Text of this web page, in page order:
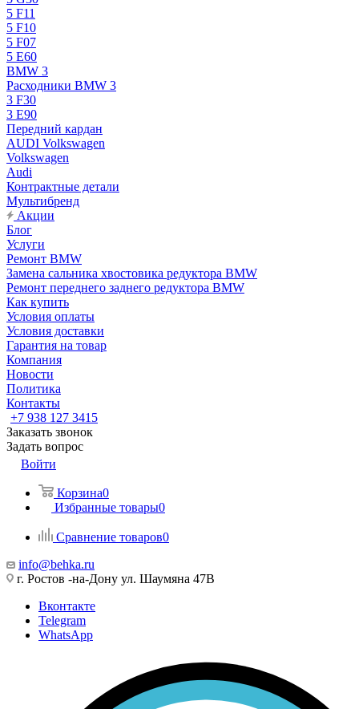
5 F11
5 F10
5 F07
5 E60
BMW 3
Расходники BMW 3
3 F30
3 E90
Передний кардан
AUDI Volkswagen
Volkswagen
Audi
Контрактные детали
Мультибренд
Акции
Блог
Услуги
Ремонт BMW
Замена сальника хвостовика редуктора BMW
Ремонт переднего заднего редуктора BMW
Как купить
Условия оплаты
Условия доставки
Гарантия на товар
Компания
Новости
Политика
Контакты
+7 938 127 3415
Заказать звонок
Задать вопрос
Войти
Корзина0
Избранные товары0
Сравнение товаров0
info@behka.ru
г. Ростов -на-Дону ул. Шаумяна 47В
Вконтакте
Telegram
WhatsApp